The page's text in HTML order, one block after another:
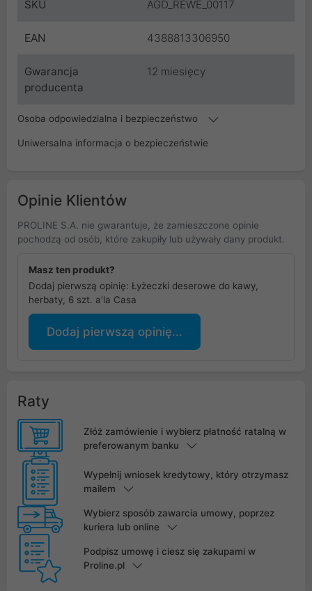
SKU AGD_REWE_00117
EAN 4388813306950
Gwarancja
producenta
12 miesięcy
Osoba odpowiedzialna i bezpieczeństwo
Uniwersalna informacja o bezpieczeństwie
Opinie Klientów
PROLINE S.A. nie gwarantuje, że zamieszczone opinie
pochodzą od osób, które zakupiły lub używały dany produkt.
Masz ten produkt?
Dodaj pierwszą opinię: Łyżeczki deserowe do kawy,
herbaty, 6 szt. a'la Casa
Dodaj pierwszą opinię...
Raty
Złóż zamówienie i wybierz płatność ratalną w
preferowanym banku
Wypełnij wniosek kredytowy, który otrzymasz
mailem
Wybierz sposób zawarcia umowy, poprzez
kuriera lub online
Podpisz umowę i ciesz się zakupami w
Proline.pl